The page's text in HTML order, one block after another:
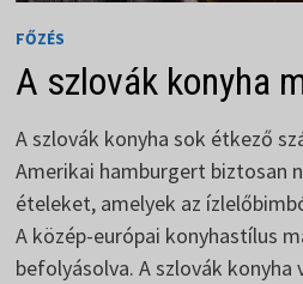
FŐZÉS
A szlovák konyha
A szlovák konyha sok étkező
Amerikai hamburgert biztosan
ételeket, amelyek az
A közép-európai konyhastílus
befolyásolva. A szlovák konyha